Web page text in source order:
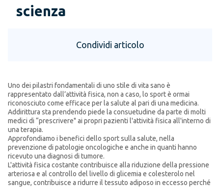
scienza
Condividi articolo
Uno dei pilastri fondamentali di uno stile di vita sano è
rappresentato dall’attività fisica, non a caso, lo sport è ormai
riconosciuto come efficace per la salute al pari di una medicina.
Addirittura sta prendendo piede la consuetudine da parte di molti
medici di “prescrivere" ai propri pazienti l'attività fisica all'interno di
una terapia.
Approfondiamo i benefici dello sport sulla salute, nella
prevenzione di patologie oncologiche e anche in quanti hanno
ricevuto una diagnosi di tumore.
L'attività fisica costante contribuisce alla riduzione della pressione
arteriosa e al controllo del livello di glicemia e colesterolo nel
sangue, contribuisce a ridurre il tessuto adiposo in eccesso perché